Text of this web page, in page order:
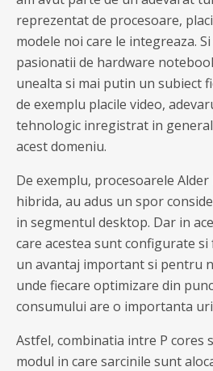
reprezentat de procesoare,
modele noi care le integreaza.
pasionatii de hardware
unealta si mai putin un subiect
de exemplu placile video,
tehnologic inregistrat in
acest domeniu.
De exemplu, procesoarele
hibrida, au adus un spor
in segmentul desktop. Dar in
care acestea sunt configurate
un avantaj important si pentru
unde fiecare optimizare din
consumului are o importanta
Astfel, combinatia intre P cores
modul in care sarcinile sunt